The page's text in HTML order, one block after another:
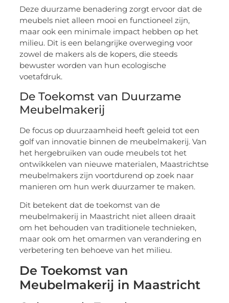
Deze duurzame benadering zorgt ervoor dat de
meubels niet alleen mooi en functioneel zijn,
maar ook een minimale impact hebben op het
milieu. Dit is een belangrijke overweging voor
zowel de makers als de kopers, die steeds
bewuster worden van hun ecologische
voetafdruk.
De Toekomst van Duurzame
Meubelmakerij
De focus op duurzaamheid heeft geleid tot een
golf van innovatie binnen de meubelmakerij. Van
het hergebruiken van oude meubels tot het
ontwikkelen van nieuwe materialen, Maastrichtse
meubelmakers zijn voortdurend op zoek naar
manieren om hun werk duurzamer te maken.
Dit betekent dat de toekomst van de
meubelmakerij in Maastricht niet alleen draait
om het behouden van traditionele technieken,
maar ook om het omarmen van verandering en
verbetering ten behoeve van het milieu.
De Toekomst van
Meubelmakerij in Maastricht